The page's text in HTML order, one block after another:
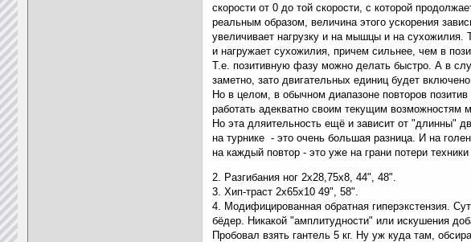
скорости от 0 до той скорости, с которой
реальным образом, величина этого ускорения
увеличивает нагрузку и на мышцы и на
и нагружает сухожилия, причем сильнее, чем в
Т.е. позитивную фазу можно делать быстро. А в
заметно, зато двигательных единиц будет
Но в целом, в обычном диапазоне повторов
работать адекватно своим текущим
Но эта дляительность ещё и зависит от "длинны"
на турнике - это очень большая разница. И на
на каждый повтор - это уже на грани потери
2. Разгибания ног 2х28,75х8, 44", 48".
3. Хип-траст 2х65х10 49", 58".
4. Модифицированная обратная гиперэкстензия.
бёдер. Никакой "амплитудности" или искушения
Пробовал взять гантель 5 кг. Ну уж куда там,